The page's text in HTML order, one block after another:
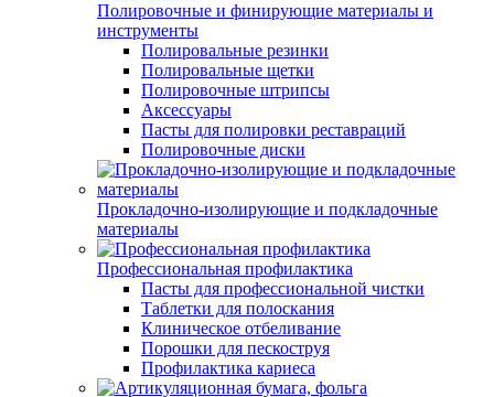
Полировочные и финирующие материалы и
инструменты
Полировальные резинки
Полировальные щетки
Полировочные штрипсы
Аксессуары
Пасты для полировки реставраций
Полировочные диски
Прокладочно-изолирующие и подкладочные
материалы
Профессиональная профилактика
Пасты для профессиональной чистки
Таблетки для полоскания
Клиническое отбеливание
Порошки для пескоструя
Профилактика кариеса